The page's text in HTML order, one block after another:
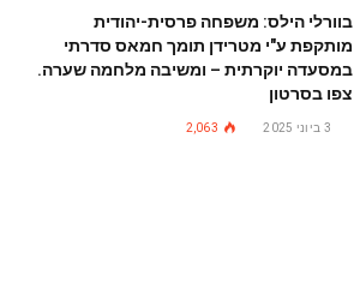
בוורלי הילס: משפחה פרסית-יהודית
מותקפת ע"י מטרידן תומך חמאס סדרתי
במסעדה יוקרתית – ומשיבה מלחמה שערה.
צפו בסרטון
3 ביוני 2025 2,063